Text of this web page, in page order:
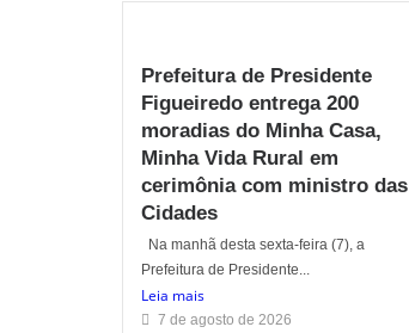
Prefeitura de Presidente
Figueiredo entrega 200
moradias do Minha Casa,
Minha Vida Rural em
cerimônia com ministro das
Cidades
Na manhã desta sexta-feira (7), a
Prefeitura de Presidente...
Leia mais
7 de agosto de 2026